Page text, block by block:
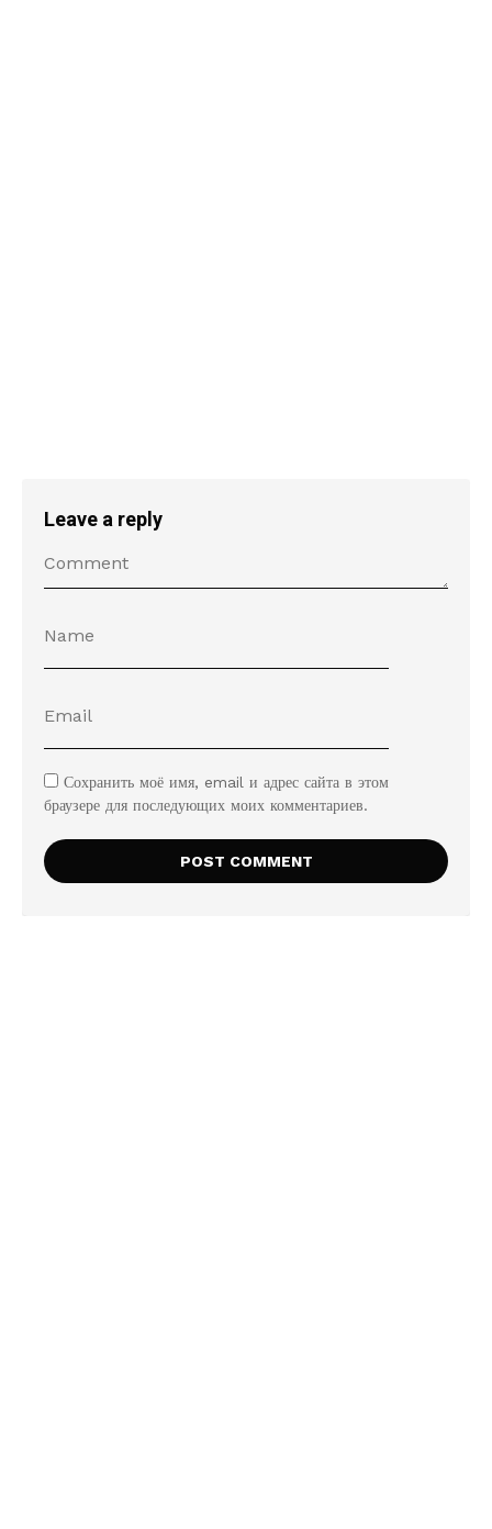
Leave a reply
Сохранить моё имя, email и адрес сайта в этом
браузере для последующих моих комментариев.